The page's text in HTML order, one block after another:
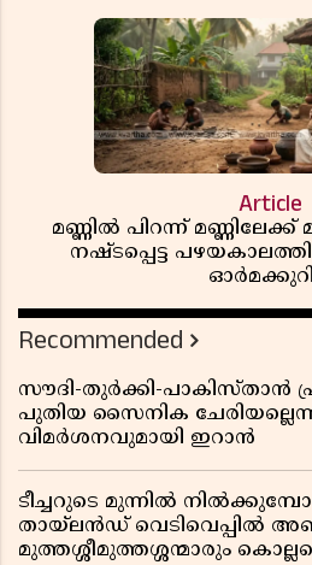
Article
മണ്ണിൽ പിറന്ന്
നഷ്ടപ്പെട്ട
Recommended
സൗദി-തുർക്കി-പാകിസ്താൻ
പുതിയ സൈനിക
വിമർശനവുമായി ഇറാൻ
ടീച്ചറുടെ മുന്നിൽ
തായ്‌ലൻഡ് വെടിവെപ്പിൽ
മുത്തശ്ശീമുത്തശ്ശന്മാരും